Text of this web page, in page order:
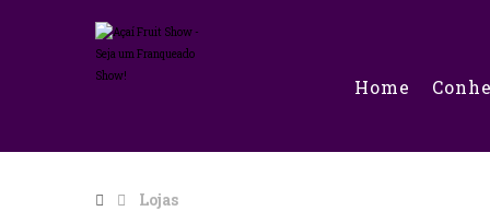
Home
Lojas